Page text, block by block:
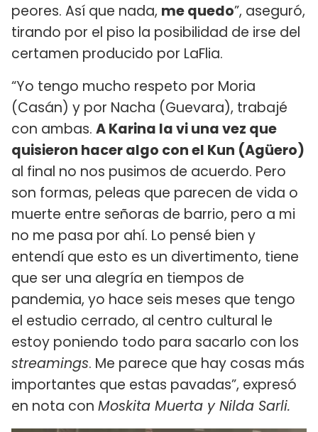
peores. Así que nada, me quedo”, aseguró,
tirando por el piso la posibilidad de irse del
certamen producido por LaFlia.
“Yo tengo mucho respeto por Moria
(Casán) y por Nacha (Guevara), trabajé
con ambas. A Karina la vi una vez que
quisieron hacer algo con el Kun (Agüero)
al final no nos pusimos de acuerdo. Pero
son formas, peleas que parecen de vida o
muerte entre señoras de barrio, pero a mi
no me pasa por ahí. Lo pensé bien y
entendí que esto es un divertimento, tiene
que ser una alegría en tiempos de
pandemia, yo hace seis meses que tengo
el estudio cerrado, al centro cultural le
estoy poniendo todo para sacarlo con los
streamings. Me parece que hay cosas más
importantes que estas pavadas”, expresó
en nota con Moskita Muerta y Nilda Sarli.